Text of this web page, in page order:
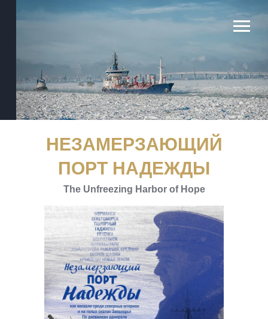
НЕЗАМЕРЗАЮЩИЙ
ПОРТ НАДЕЖДЫ
The Unfreezing Harbor of Hope